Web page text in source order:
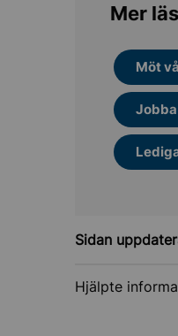
Mer
Möt
Jobba
Sidan
Hjälpte